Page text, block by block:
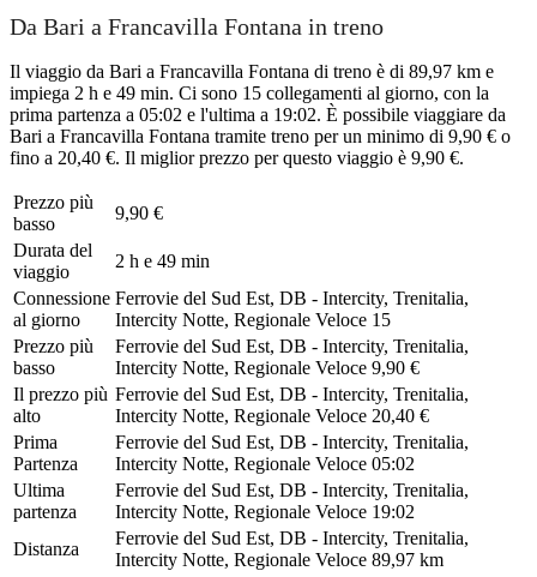
Da Bari a Francavilla Fontana in treno
Il viaggio da Bari a Francavilla Fontana di treno è di 89,97 km e
impiega 2 h e 49 min. Ci sono 15 collegamenti al giorno, con la
prima partenza a 05:02 e l'ultima a 19:02. È possibile viaggiare da
Bari a Francavilla Fontana tramite treno per un minimo di 9,90 € o
fino a 20,40 €. Il miglior prezzo per questo viaggio è 9,90 €.
Prezzo più
basso
9,90 €
Durata del
viaggio
2 h e 49 min
Connessione
al giorno
Ferrovie del Sud Est, DB - Intercity, Trenitalia,
Intercity Notte, Regionale Veloce 15
Prezzo più
basso
Ferrovie del Sud Est, DB - Intercity, Trenitalia,
Intercity Notte, Regionale Veloce 9,90 €
Il prezzo più
alto
Ferrovie del Sud Est, DB - Intercity, Trenitalia,
Intercity Notte, Regionale Veloce 20,40 €
Prima
Partenza
Ferrovie del Sud Est, DB - Intercity, Trenitalia,
Intercity Notte, Regionale Veloce 05:02
Ultima
partenza
Ferrovie del Sud Est, DB - Intercity, Trenitalia,
Intercity Notte, Regionale Veloce 19:02
Distanza
Ferrovie del Sud Est, DB - Intercity, Trenitalia,
Intercity Notte, Regionale Veloce 89,97 km